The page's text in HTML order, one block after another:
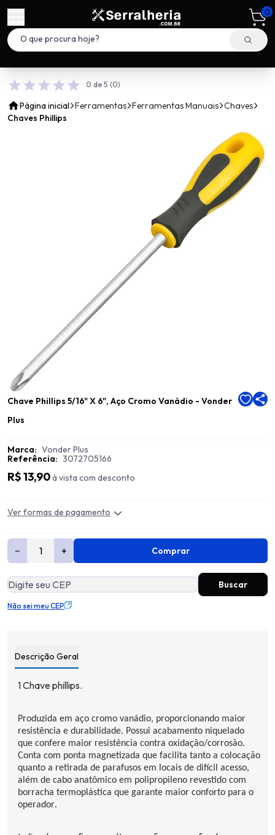
0
0 de 5 (0)
Página inicial Ferramentas Ferramentas Manuais Chaves
Chaves Phillips
Chave Phillips 5/16" X 6", Aço Cromo Vanádio - Vonder
Plus
Marca: Vonder Plus
Referência: 3072705166
R$ 13,90à vista com desconto
Ver formas de pagamento
− + Comprar
Não sei meu CEP
Descrição Geral
1 Chave phillips.
Produzida em aço cromo vanádio, proporcionando maior
resistência e durabilidade. Possui acabamento niquelado
que confere maior resistência contra oxidação/corrosão.
Conta com ponta magnetizada que facilita tanto a colocação
quanto a retirada de parafusos em locais de difícil acesso,
além de cabo anatômico em polipropileno revestido com
borracha termoplástica que garante maior conforto para o
operador.